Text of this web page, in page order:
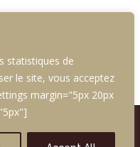
statistiques de
le site, vous acceptez
margin="5px 20px